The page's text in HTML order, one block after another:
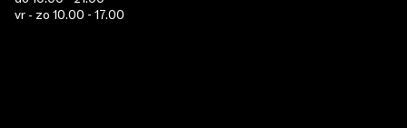
vr - zo 10.00 - 17.00